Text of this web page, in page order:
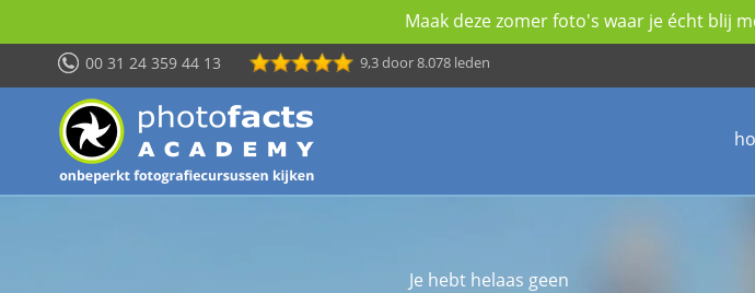
Maak deze zomer foto's waar je écht blij
00 31 24 359 44 13 9,3door 8.078 leden
Je hebt helaas geen